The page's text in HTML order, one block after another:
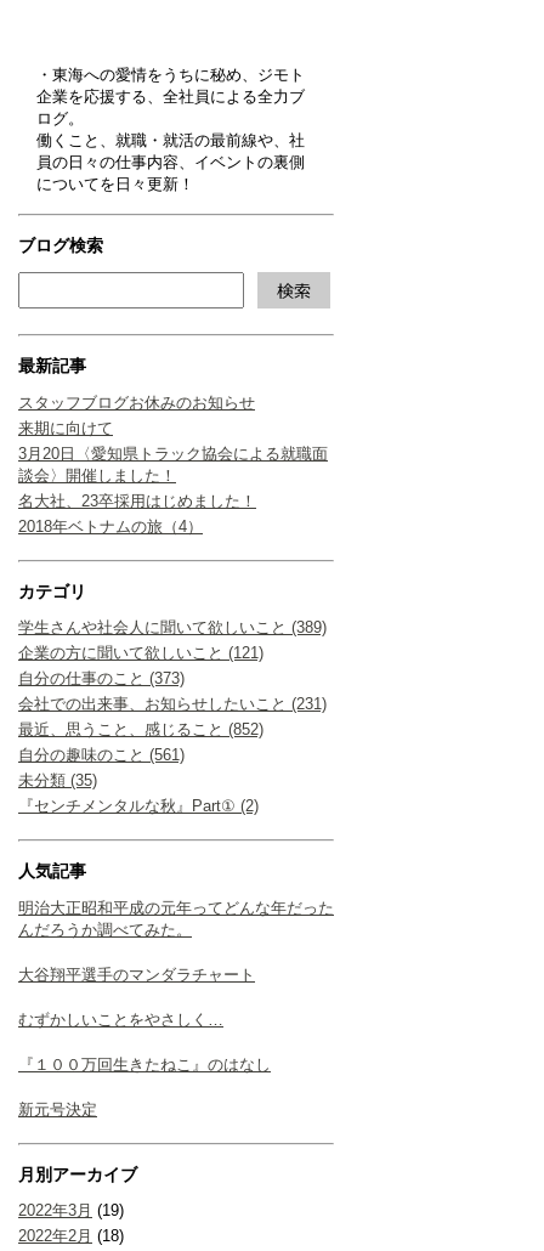
・東海への愛情をうちに秘め、ジモト
企業を応援する、全社員による全力ブ
ログ。
働くこと、就職・就活の最前線や、社
員の日々の仕事内容、イベントの裏側
についてを日々更新！
ブログ検索
最新記事
スタッフブログお休みのお知らせ
来期に向けて
3月20日〈愛知県トラック協会による就職面
談会〉開催しました！
名大社、23卒採用はじめました！
2018年ベトナムの旅（4）
カテゴリ
学生さんや社会人に聞いて欲しいこと (389)
企業の方に聞いて欲しいこと (121)
自分の仕事のこと (373)
会社での出来事、お知らせしたいこと (231)
最近、思うこと、感じること (852)
自分の趣味のこと (561)
未分類 (35)
『センチメンタルな秋』Part① (2)
人気記事
明治大正昭和平成の元年ってどんな年だった
んだろうか調べてみた。
大谷翔平選手のマンダラチャート
むずかしいことをやさしく…
『１００万回生きたねこ』のはなし
新元号決定
月別アーカイブ
2022年3月 (19)
2022年2月 (18)